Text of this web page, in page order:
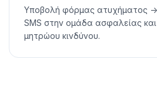
Υποβολή φόρμας ατυχήματος ->
SMS στην ομάδα ασφαλείας
μητρώου κινδύνου.